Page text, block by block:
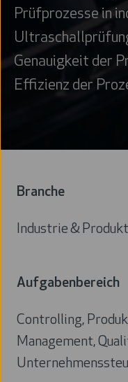
Prüfprozesse in
Genauigkeit der
Effizienz der
Branche
Industrie &
Aufgabenbereich
Controlling,
Management,